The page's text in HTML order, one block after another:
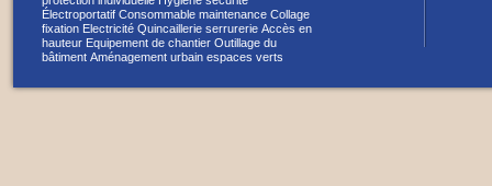
Électroportatif Consommable maintenance Collage
fixation Electricité Quincaillerie serrurerie Accès en
hauteur Equipement de chantier Outillage du
bâtiment Aménagement urbain espaces verts